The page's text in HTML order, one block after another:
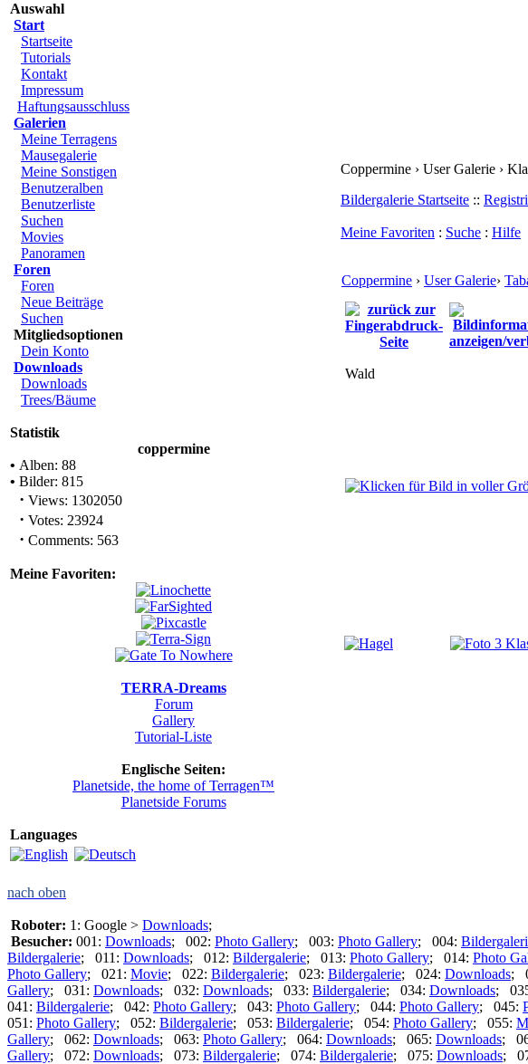
Auswahl
Start
Startseite
Tutorials
Kontakt
Impressum
Haftungsausschluss
Galerien
Meine Terragens
Mausegalerie
Meine Sonstigen
Benutzeralben
Benutzerliste
Suchen
Movies
Panoramen
Foren
Foren
Neue Beiträge
Suchen
Mitgliedsoptionen
Dein Konto
Downloads
Downloads
Trees/Bäume
Statistik
coppermine
• Alben: 88
• Bilder: 815
· Views: 1302050
· Votes: 23924
· Comments: 563
Meine Favoriten:
TERRA-Dreams
Forum
Gallery
Tutorial-Liste
Englische Seiten:
Planetside, the home of Terragen™
Planetside Forums
Languages
Coppermine › User Galerie ›
Bildergalerie Startseite ::
Meine Favoriten : Suche : Hilfe
Coppermine › User Galerie›
Wald
nach oben
Roboter: 1: Google > Downloads;
Besucher: 001: Downloads; 002: Photo Gallery; 003: Photo Gallery; 004:
Bildergalerie; 011: Downloads; 012: Bildergalerie; 013: Photo Gallery; 014: Photo
Photo Gallery; 021: Movie; 022: Bildergalerie; 023: Bildergalerie; 024: Downloads;
Gallery; 031: Downloads; 032: Downloads; 033: Bildergalerie; 034: Downloads;
041: Bildergalerie; 042: Photo Gallery; 043: Photo Gallery; 044: Photo Gallery; 045:
051: Photo Gallery; 052: Bildergalerie; 053: Bildergalerie; 054: Photo Gallery; 055:
Gallery; 062: Downloads; 063: Photo Gallery; 064: Downloads; 065: Downloads;
Gallery; 072: Downloads; 073: Bildergalerie; 074: Bildergalerie; 075: Downloads;